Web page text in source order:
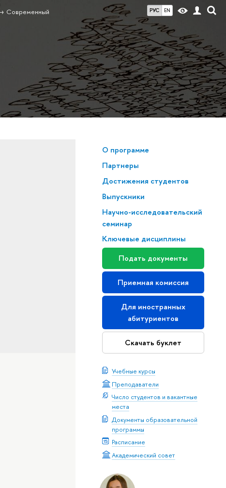
РУС EN
Современный
О программе
Партнеры
Достижения студентов
Выпускники
Научно-исследовательский
семинар
Ключевые дисциплины
Подать документы
Приемная комиссия
Для иностранных
абитуриентов
Скачать буклет
Учебные курсы
Преподаватели
Число студентов и вакантные
места
Документы образовательной
программы
Расписание
Академический совет